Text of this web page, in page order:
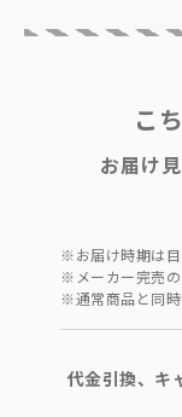
こ
お届け
※お届け時期は目
※メーカー完売の
※通常商品と同時
代金引換、キ